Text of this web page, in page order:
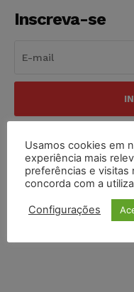
Inscreva-se
Usamos cookies em
experiência mais
preferências e visitas
concorda com a
Configurações